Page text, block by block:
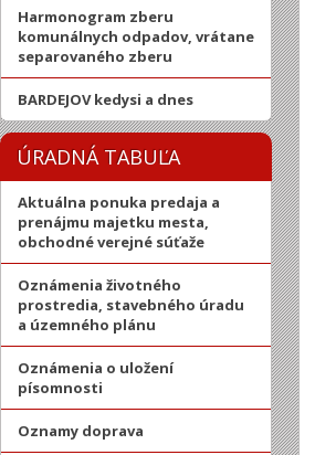
Harmonogram zberu
komunálnych odpadov, vrátane
separovaného zberu
BARDEJOV kedysi a dnes
ÚRADNÁ TABUĽA
Aktuálna ponuka predaja a
prenájmu majetku mesta,
obchodné verejné súťaže
Oznámenia životného
prostredia, stavebného úradu
a územného plánu
Oznámenia o uložení
písomnosti
Oznamy doprava